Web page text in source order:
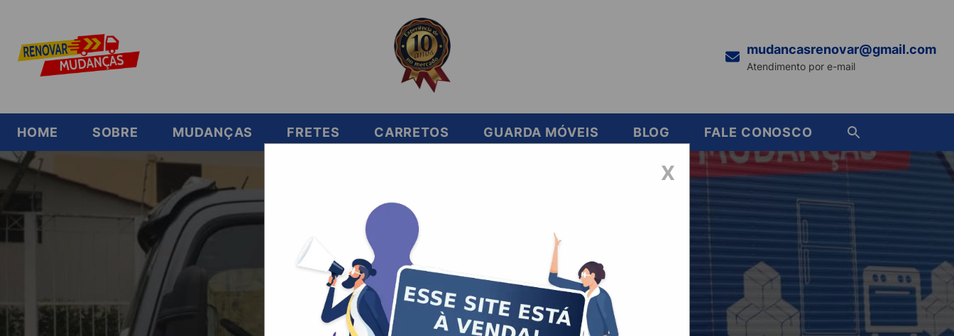
mudancasrenovar@gmail.com
Atendimento por e-mail
HOME SOBRE MUDANÇAS FRETES CARRETOS GUARDA MÓVEIS BLOG FALE CONOSCO
X